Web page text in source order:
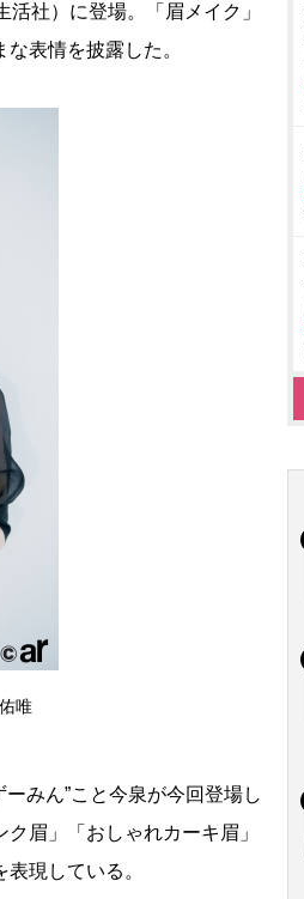
社）に登場。「眉メイク」
表情を披露した。
唯
みん”こと今泉が今回登場し
眉」「おしゃれカーキ眉」
現している。